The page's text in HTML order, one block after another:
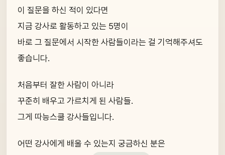
이 질문을 하신 적이 있다면
지금 강사로 활동하고 있는 5명이
바로 그 질문에서 시작한 사람들이라는 걸 기억해주셔도
좋습니다.
처음부터 잘한 사람이 아니라
꾸준히 배우고 가르치게 된 사람들.
그게 따능스쿨 강사들입니다.
어떤 강사에게 배울 수 있는지 궁금하신 분은